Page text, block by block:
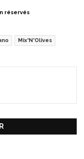
réservés
Mix'N'Olives